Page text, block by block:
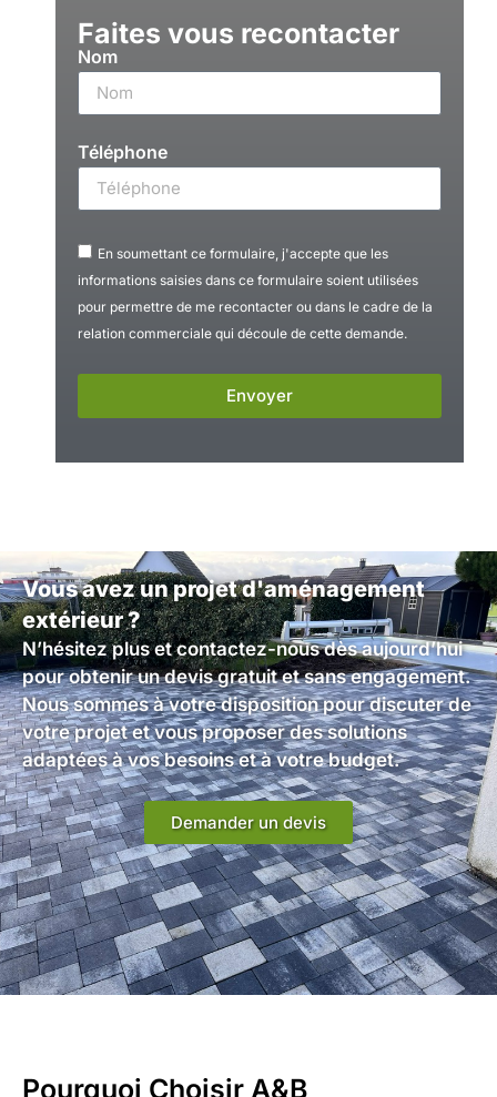
Faites vous recontacter
Nom
Téléphone
En soumettant ce formulaire, j'accepte que les
informations saisies dans ce formulaire soient utilisées
pour permettre de me recontacter ou dans le cadre de la
relation commerciale qui découle de cette demande.
Envoyer
Vous avez un projet d'aménagement
extérieur ?
N’hésitez plus et contactez-nous dès aujourd’hui
pour obtenir un devis gratuit et sans engagement.
Nous sommes à votre disposition pour discuter de
votre projet et vous proposer des solutions
adaptées à vos besoins et à votre budget.
Demander un devis
Pourquoi Choisir A&B